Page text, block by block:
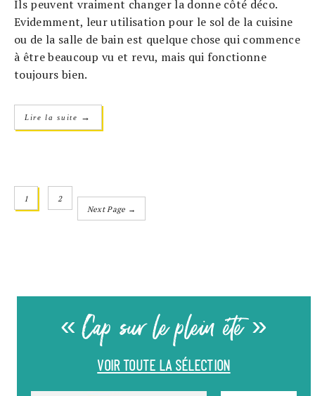
Ils peuvent vraiment changer la donne côté déco.
Evidemment, leur utilisation pour le sol de la cuisine
ou de la salle de bain est quelque chose qui commence
à être beaucoup vu et revu, mais qui fonctionne
toujours bien.
Lire la suite →
1
2
Next Page →
« Cap sur le plein été »
VOIR TOUTE LA SÉLECTION